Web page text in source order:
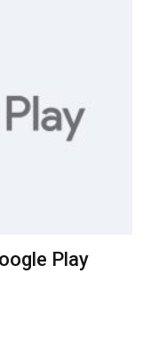
Play